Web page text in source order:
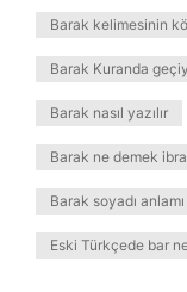
Barak kelimesinin
Barak Kuranda
Barak nasıl yazılır
Barak ne demek
Barak soyadı
Eski Türkçede bar